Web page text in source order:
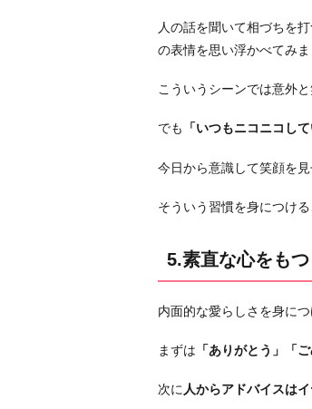
人の話を聞いて相づちを
の表情を思い浮かべてみま
こういうシーンでは意外
でも 「いつもニコニコし
今日から意識して笑顔を
そういう習慣を身につけ
5.素直な心をもつ
内面的な愛らしさを身に
まずは 「ありがとう」「
次に人からアドバイスは